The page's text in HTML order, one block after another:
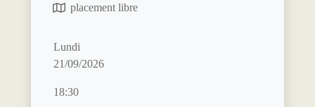
placement libre
Lundi
21/09/2026
18:30